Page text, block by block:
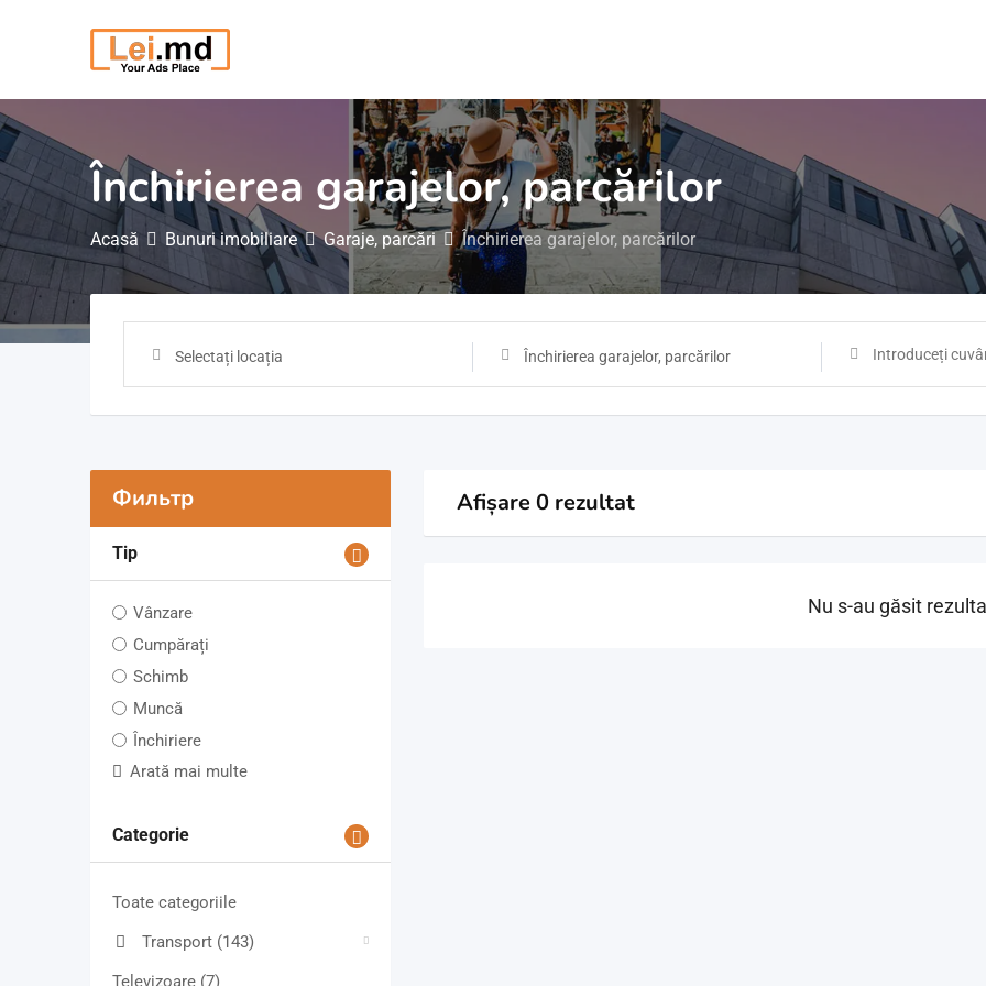
Închirierea garajelor, parcărilor
Acasă Bunuri imobiliare Garaje, parcări Închirierea garajelor, parcărilor
Selectați locația Închirierea garajelor, parcărilor
Фильтр
Tip
Vânzare
Cumpărați
Schimb
Muncă
Închiriere
Arată mai multe
Categorie
Toate categoriile
Transport (143)
Televizoare (7)
Afișare 0 rezultat
Nu s-au găsit